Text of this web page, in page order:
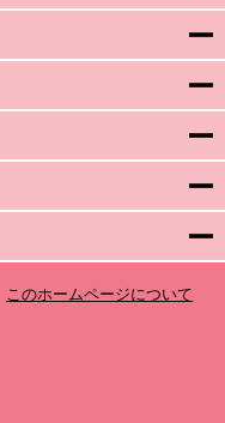
このホームページについて